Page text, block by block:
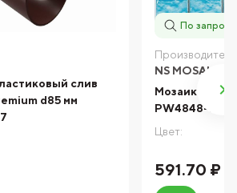
слив
d85 мм
По запросу
NS MOSAIC
Мозаика NS
PW4848-22
Цвет:
591.70 ₽